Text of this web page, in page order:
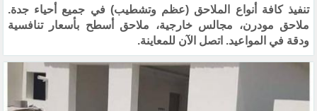
تنفيذ كافة أنواع الملاحق (عظم وتشطيب) في جميع أحياء جدة.
ملاحق مودرن، مجالس خارجية، ملاحق أسطح بأسعار تنافسية
ودقة في المواعيد. اتصل الآن للمعاينة.